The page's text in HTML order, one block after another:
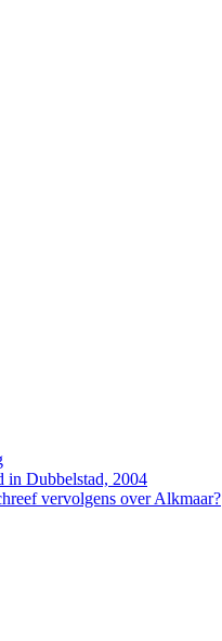
in Dubbelstad, 2004
vervolgens over Alkmaar?